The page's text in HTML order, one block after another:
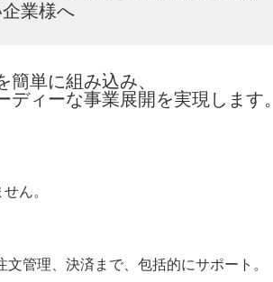
企業様へ
単に組み込み、
ィーな事業展開を実現します。
ん。
管理、決済まで、包括的にサポート。